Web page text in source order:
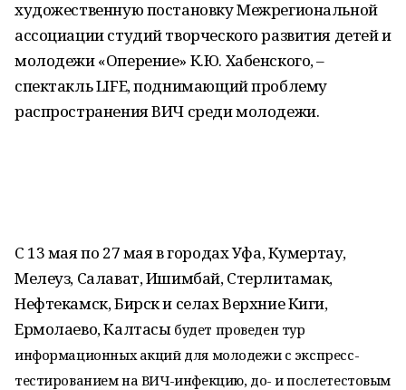
художественную постановку Межрегиональной
ассоциации студий творческого развития детей и
молодежи «Оперение» К.Ю. Хабенского, –
спектакль LIFE, поднимающий проблему
распространения ВИЧ среди молодежи.
С 13 мая по 27 мая в городах Уфа, Кумертау,
Мелеуз, Салават, Ишимбай, Стерлитамак,
Нефтекамск, Бирск и селах Верхние Киги,
Ермолаево, Калтасы будет проведен тур
информационных акций для молодежи с экспресс-
тестированием на ВИЧ-инфекцию, до- и послетестовым